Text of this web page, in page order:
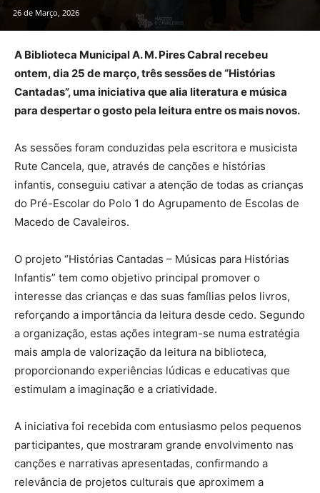
26 de Março, 2026
A Biblioteca Municipal A. M. Pires Cabral recebeu
ontem, dia 25 de março, três sessões de “Histórias
Cantadas”, uma iniciativa que alia literatura e música
para despertar o gosto pela leitura entre os mais novos.
As sessões foram conduzidas pela escritora e musicista
Rute Cancela, que, através de canções e histórias
infantis, conseguiu cativar a atenção de todas as crianças
do Pré-Escolar do Polo 1 do Agrupamento de Escolas de
Macedo de Cavaleiros.
O projeto “Histórias Cantadas – Músicas para Histórias
Infantis” tem como objetivo principal promover o
interesse das crianças e das suas famílias pelos livros,
reforçando a importância da leitura desde cedo. Segundo
a organização, estas ações integram-se numa estratégia
mais ampla de valorização da leitura na biblioteca,
proporcionando experiências lúdicas e educativas que
estimulam a imaginação e a criatividade.
A iniciativa foi recebida com entusiasmo pelos pequenos
participantes, que mostraram grande envolvimento nas
canções e narrativas apresentadas, confirmando a
relevância de projetos culturais que aproximem a